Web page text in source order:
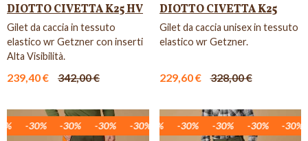
DIOTTO CIVETTA K25 HV
Gilet da caccia in tessuto
elastico wr Getzner con inserti
Alta Visibilità.
239,40 € 342,00 €
DIOTTO CIVETTA K25
Gilet da caccia unisex in tessuto
elastico wr Getzner.
229,60 € 328,00 €
-30% -30% -30% -30% -30% -30% -30% -30% -
-30% -30% -30% -30% -30% -30% -30% -30%